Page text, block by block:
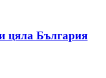
цяла България